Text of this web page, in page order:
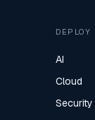
DEPLOY
AI
Cloud
Security